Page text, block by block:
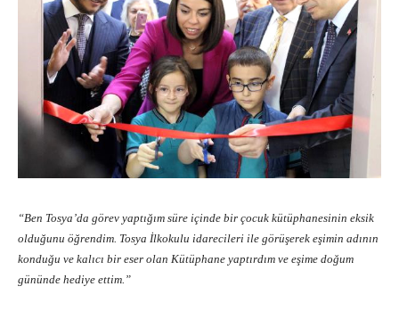
“Ben Tosya’da görev yaptığım süre içinde bir çocuk kütüphanesinin eksik
olduğunu öğrendim. Tosya İlkokulu idarecileri ile görüşerek eşimin adının
konduğu ve kalıcı bir eser olan Kütüphane yaptırdım ve eşime doğum
gününde hediye ettim.”